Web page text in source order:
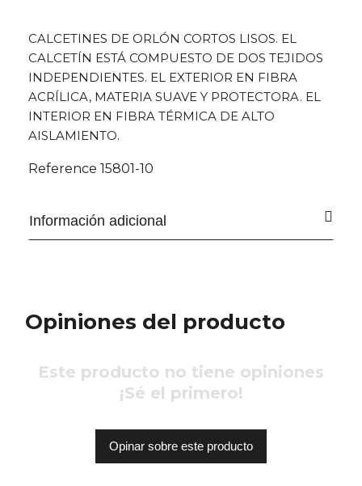
CALCETINES DE ORLÓN CORTOS LISOS. EL
CALCETÍN ESTÁ COMPUESTO DE DOS TEJIDOS
INDEPENDIENTES. EL EXTERIOR EN FIBRA
ACRÍLICA, MATERIA SUAVE Y PROTECTORA. EL
INTERIOR EN FIBRA TÉRMICA DE ALTO
AISLAMIENTO.
Reference 15801-10
Información adicional
Opiniones del producto
Este producto no tiene opiniones
¡Sé el primero!
Opinar sobre este producto